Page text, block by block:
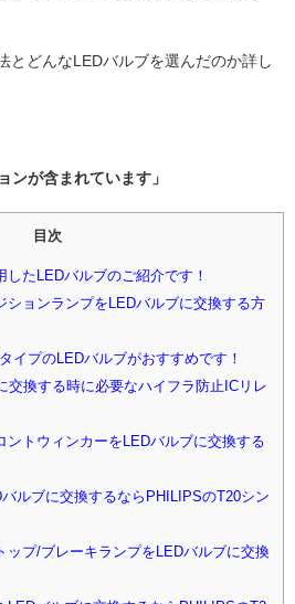
どんなLEDバルブを選んだのか詳し
が含まれています」
目次
たLEDバルブのご紹介です！
ションランプをLEDバルブに交換する方
イプのLEDバルブがおすすめです！
交換する時に必要なハイフラ防止ICリレ
ントウィンカーをLEDバルブに交換する
ルブに交換するならPHILIPSのT20シン
ップ/ブレーキランプをLEDバルブに交換